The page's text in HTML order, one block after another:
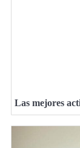
Las mejores